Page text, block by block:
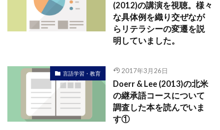
(2012)の講演を視聴。様々
な具体例を織り交ぜなが
らリテラシーの変遷を説
明していました。
言語学習・教育 2017年3月26日
Doerr & Lee (2013)の北米
の継承語コースについて
調査した本を読んでいま
す①